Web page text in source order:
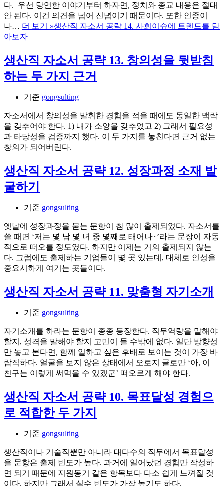
다. 우선 당연한 이야기부터 하자면, 정치와 종교 내용은 절대
안 된다. 이건 의견을 넘어 신념이기 때문이다. 또한 인종이
나… 더 보기 »생산직 자소서 공략 14. 사회이슈에 트렌드를 담
아보자
생산직 자소서 공략 13. 창의성을 뒷받침
하는 두 가지 근거
기준 gongsulting
자소서에서 창의성을 발휘한 경험을 적을 때에도 동일한 맥락
을 갖추어야 한다. 1) 내가 소양을 갖추었고 2) 그래서 필요성
과 타당성을 검증까지 했다. 이 두 가지를 놓친다면 근거 없는
창의가 되어버린다.
생산직 자소서 공략 12. 성장과정 소재 발
굴하기
기준 gongsulting
옛날에 성장과정을 묻는 문항이 참 많이 출제되었다. 자소서를
쓸 때면 ‘저는 몇 남 몇 녀 중 몇째로 태어나~’라는 문장이 자동
적으로 떠오를 정도였다. 하지만 이제는 거의 출제되지 않는
다. 그럼에도 출제하는 기업들이 몇 곳 있는데, 대체로 인성을
중요시하게 여기는 곳들이다.
생산직 자소서 공략 11. 맞춤형 자기소개
기준 gongsulting
자기소개를 하라는 문항이 종종 등장한다. 직무역량을 말해야
할지, 성격을 말해야 할지 고민이 들 수밖에 없다. 일단 방향성
만 놓고 본다면, 함께 일하고 싶은 후배로 보이는 것이 가장 바
람직하다. 얼굴을 보지 않은 상태에서 오로지 글로만 ‘아, 이
친구는 이렇게 써먹을 수 있겠군’ 떠오르게 해야 한다.
생산직 자소서 공략 10. 목표달성 경험으
로 적합한 두 가지
기준 gongsulting
생산직이나 기술직뿐만 아니라 대다수의 직무에서 목표달성
을 문항은 출제 빈도가 높다. 과거에 일어났던 경험만 작성하
면 되기 때문에 지원동기 같은 항목보다 다소 쉽게 느껴질 것
이다. 하지만 그래서 실수 빈도가 가장 높기도 하다.